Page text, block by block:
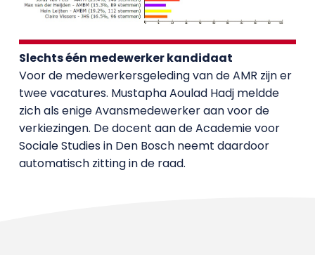
Slechts één medewerker kandidaat
Voor de medewerkersgeleding van de AMR zijn er
twee vacatures. Mustapha Aoulad Hadj meldde
zich als enige Avansmedewerker aan voor de
verkiezingen. De docent aan de Academie voor
Sociale Studies in Den Bosch neemt daardoor
automatisch zitting in de raad.